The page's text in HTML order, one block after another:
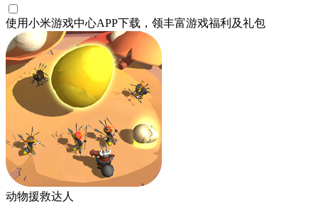
使用小米游戏中心APP下载 ，领丰富游戏福利 及礼包
动物援救达人